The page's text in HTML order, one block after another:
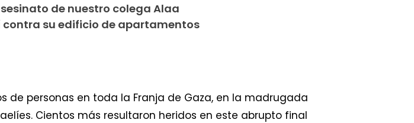
de nuestro colega Alaa
su edificio de apartamentos
de personas en toda la Franja de Gaza, en la madrugada
Cientos más resultaron heridos en este abrupto final